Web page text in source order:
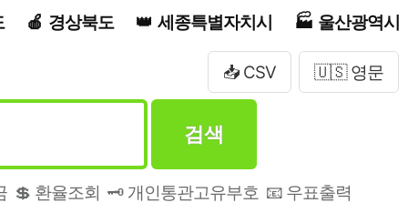
경상북도 세종특별자치시 울산광역시
📥 CSV 🇺🇸 영문
검색
💲 환율조회 🗝️ 개인통관고유부호 📧 우표출력